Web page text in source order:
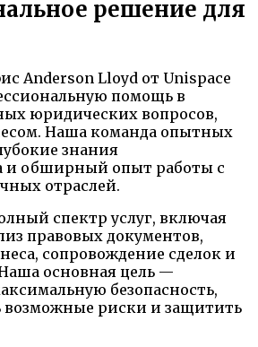
решение для
Anderson Lloyd от Unispace
помощь в
юридических вопросов,
Наша команда опытных
знания
и обширный опыт работы с
отраслей.
спектр услуг, включая
правовых документов,
сопровождение сделок и
основная цель —
безопасность,
риски и защитить